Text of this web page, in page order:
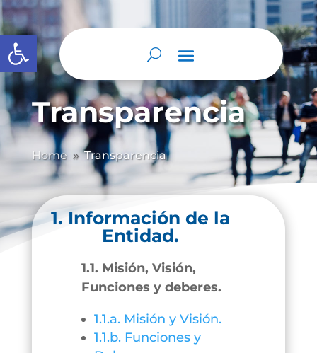
Abrir barra de herramientas
Transparencia
Home 9 Transparencia
1. Información de la
Entidad.
1.1. Misión, Visión,
Funciones y deberes.
1.1.a. Misión y Visión.
1.1.b. Funciones y